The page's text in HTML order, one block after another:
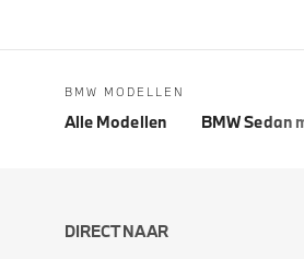
BMW MODELLEN
Alle Modellen BMW Sedan
DIRECT NAAR